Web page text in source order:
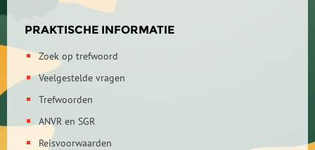
PRAKTISCHE INFORMATIE
Zoek op trefwoord
Veelgestelde vragen
Trefwoorden
ANVR en SGR
Reisvoorwaarden